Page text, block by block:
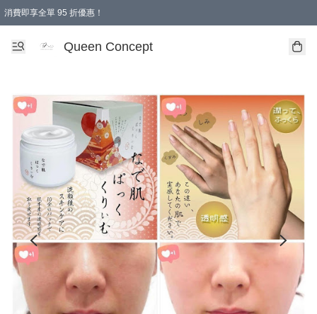
消費即享全單 95 折優惠！
Queen Concept